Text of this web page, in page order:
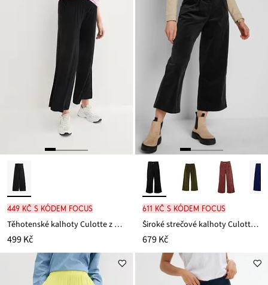
449 Kč s kódem FOCUS
Těhotenské kalhoty Culotte z měkké viskózy, Loose Fit
499 Kč
611 Kč s kódem FOCUS
Široké strečové kalhoty Culotte z manšestru v 7/8 délce, s pohodlnou vysokou pasovkou
679 Kč